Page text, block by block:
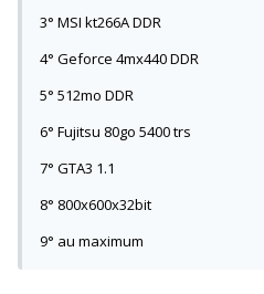
3° MSI kt266A DDR
4° Geforce 4mx440 DDR
5° 512mo DDR
6° Fujitsu 80go 5400 trs
7° GTA3 1.1
8° 800x600x32bit
9° au maximum